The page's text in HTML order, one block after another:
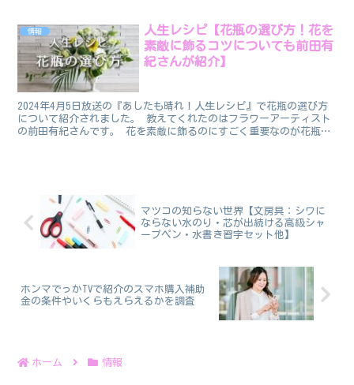
情報
人生レシピ【花瓶の選び方！花を
素敵に飾るコツについても前田有
紀さんが紹介】
2024年4月5日放送の『あしたも晴れ！人生レシピ』で花瓶の選び方
について紹介されました。 教えてくれたのはフラワーアーティスト
の前田有紀さんです。 花を素敵に飾るのにすごく重要なのが花瓶選
マツコの知らない世界【文房具：シワに
ならない水のり・芯が出続ける高級シャ
ープペン・水書き習字セット他】
ホンマでっかTVで紹介のスマホ購入補助
金の条件やいくらもえらえるかを調査
ホーム 情報